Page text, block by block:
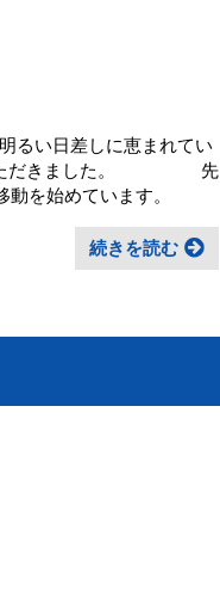
るい日差しに恵まれてい
いただきました。 先
を始めています。
続きを読む